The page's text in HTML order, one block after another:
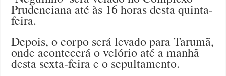
Prudenciana até às 16 horas desta quinta-
feira.
Depois, o corpo será levado para Tarumã,
onde acontecerá o velório até a manhã
desta sexta-feira e o sepultamento.